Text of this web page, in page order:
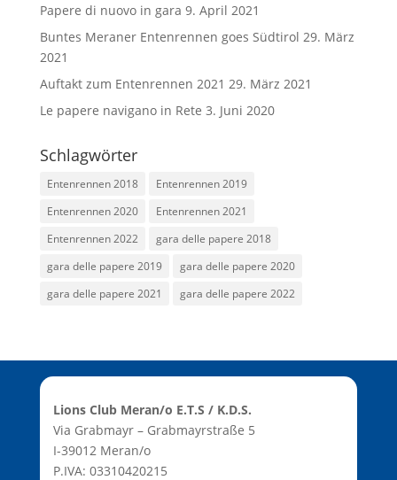
Papere di nuovo in gara 9. April 2021
Buntes Meraner Entenrennen goes Südtirol 29. März
2021
Auftakt zum Entenrennen 2021 29. März 2021
Le papere navigano in Rete 3. Juni 2020
Schlagwörter
Entenrennen 2018
Entenrennen 2019
Entenrennen 2020
Entenrennen 2021
Entenrennen 2022
gara delle papere 2018
gara delle papere 2019
gara delle papere 2020
gara delle papere 2021
gara delle papere 2022
Lions Club Meran/o E.T.S / K.D.S.
Via Grabmayr – Grabmayrstraße 5
I-39012 Meran/o
P.IVA: 03310420215